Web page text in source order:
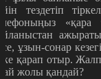
тездетіп
«қара
ұзын-сонар
қарап отыр.
жолы қандай?